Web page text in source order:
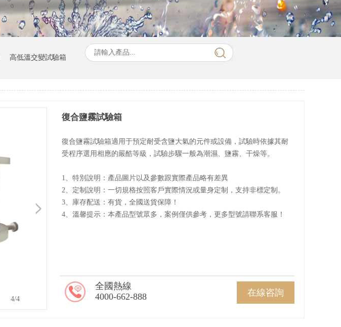
高低溫交變試驗箱
4/4
復合鹽霧試驗箱
復合鹽霧試驗箱適用于預定耐受含鹽大氣的元件或設備，試驗時依據其耐
受程序選用相應的嚴酷等級，試驗步驟一般為潮濕、鹽霧、干燥等。
1、特別說明：產品圖片以及參數跟實際產品略有差異
2、定制說明：一切規格按照客戶實際情況或量身定制，支持非標定制。
3、庫存配送：有貨，全國送貨保障！
4、溫馨提示：本產品型號眾多，案例僅供參考，更多型號請聯系客服！
在線咨詢
全國熱線
4000-662-888